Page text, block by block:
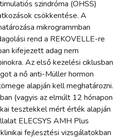
szindróma (OHSS)
csökkentése. A
mikrogrammban
rend a REKOVELLE-re
kifejezett adag nem
Az első kezelési ciklusban
a nő anti-Müller hormon
alapján kell meghatározni.
(vagyis az elmúlt 12 hónapon
tesztekkel mért érték alapján
ELECSYS AMH Plus
fejlesztési vizsgálatokban